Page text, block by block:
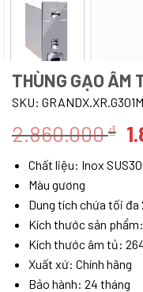
THÙNG GẠO ÂM
SKU: GRANDX.XR.G301M
2.860.000₫
Chất liệu: Inox
Màu gương
Dung tích chứa tối đa
Kích thước sản
Kích thước âm tủ:
Xuất xứ: Chính hãng
Bảo hành: 24 tháng